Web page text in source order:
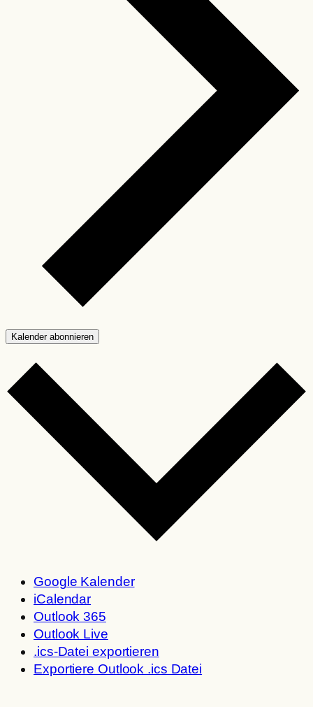
Kalender abonnieren
Google Kalender
iCalendar
Outlook 365
Outlook Live
.ics-Datei exportieren
Exportiere Outlook .ics Datei